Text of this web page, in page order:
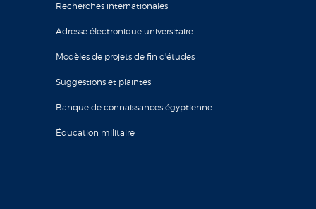
Recherches internationales
Adresse électronique universitaire
Modèles de projets de fin d'études
Suggestions et plaintes
Banque de connaissances égyptienne
Éducation militaire